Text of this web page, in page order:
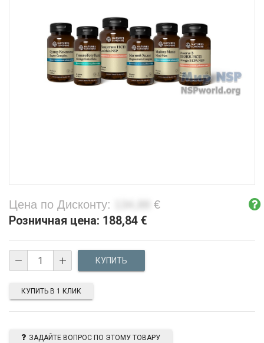
Цена по Дисконту: €
Розничная цена: 188,84 €
КУПИТЬ В 1 КЛИК
ЗАДАЙТЕ ВОПРОС ПО ЭТОМУ ТОВАРУ